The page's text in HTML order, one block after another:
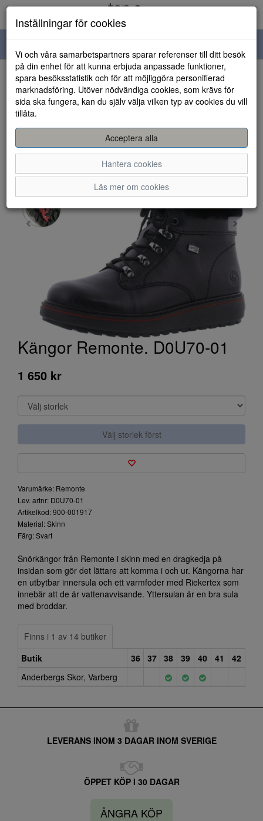
navigation
HEM
Kängor Remonte. D0U70-01
1 650 kr
Välj storlek först
Varumärke: Remonte
Lev. artnr: D0U70-01
Artikelkod: 900-001917
Material: Skinn
Färg: Svart
Snörkängor från Remonte i skinn med en dragkedja på
insidan som gör det lättare att komma i och ur. Kängorna har
en utbytbar innersula och ett varmfoder med Riekertex som
innebär att de är vattenavvisande. Yttersulan är en bra sula
med broddar.
Finns i 1 av 14 butiker
Butik
36 37 38 39 40 41
42
Anderbergs Skor, Varberg
LEVERANS INOM 3 DAGAR INOM SVERIGE
ÖPPET KÖP I 30 DAGAR
ÅNGRA KÖP
Inställningar för cookies
Vi och våra samarbetspartners sparar referenser till ditt besök
på din enhet för att kunna erbjuda anpassade funktioner,
spara besöksstatistik och för att möjliggöra personifierad
marknadsföring. Utöver nödvändiga cookies, som krävs för
sida ska fungera, kan du själv välja vilken typ av cookies du vill
tillåta.
Acceptera alla
Hantera cookies
Läs mer om cookies